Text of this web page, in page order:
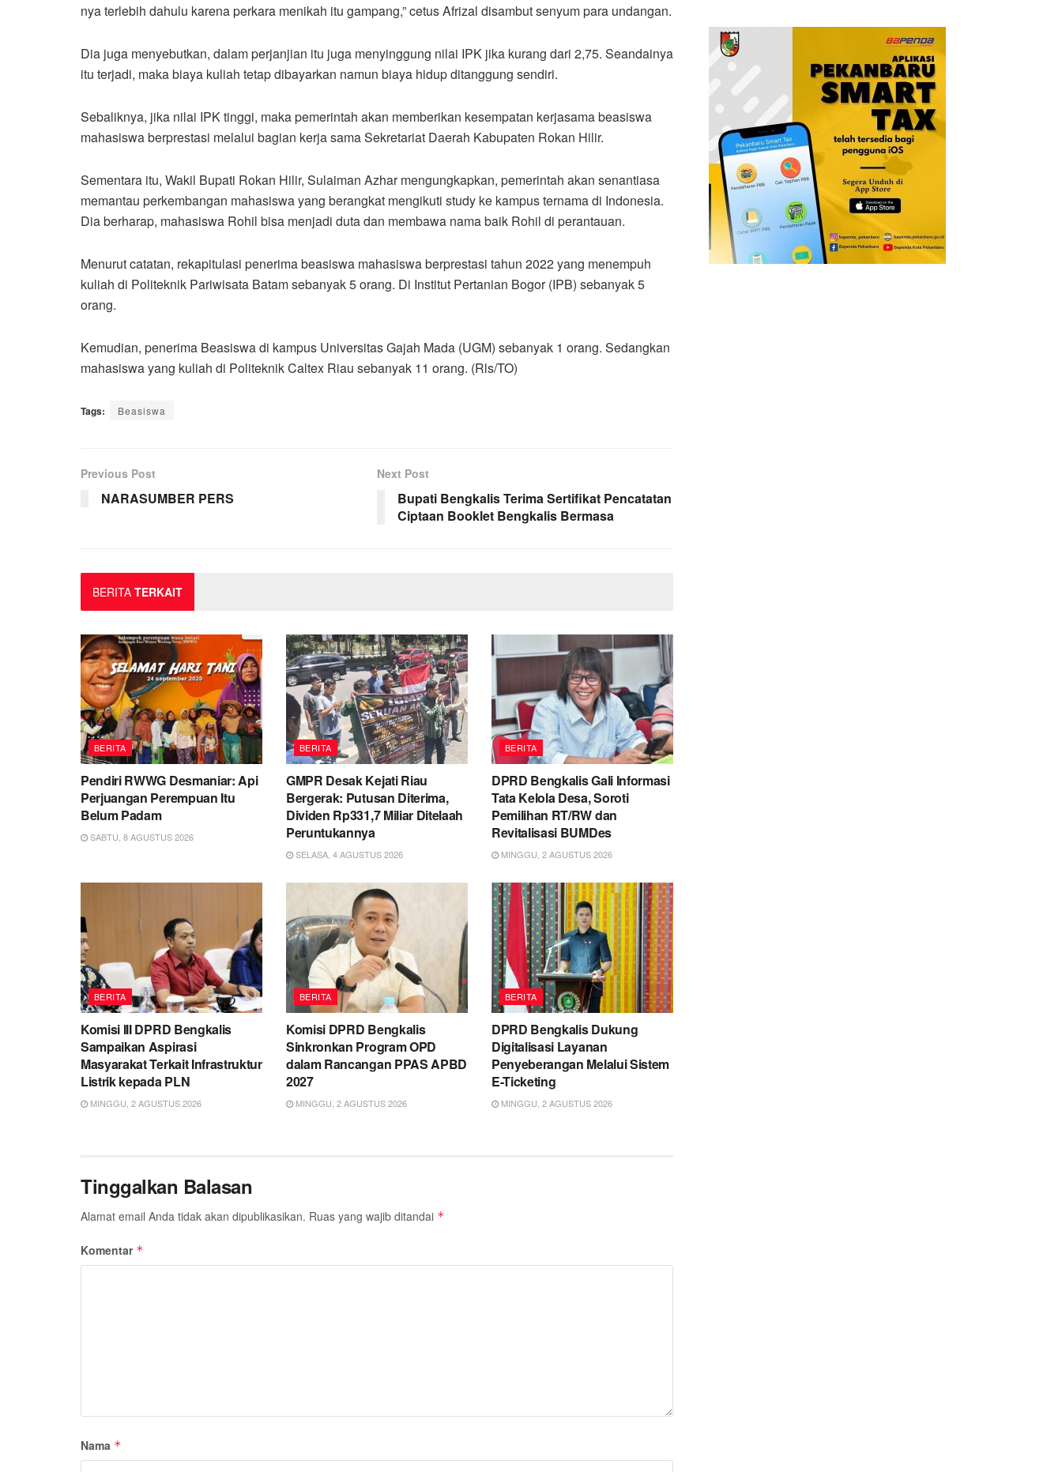
nya terlebih dahulu karena perkara menikah itu gampang,” cetus Afrizal disambut senyum para undangan.
Dia juga menyebutkan, dalam perjanjian itu juga menyinggung nilai IPK jika kurang dari 2,75. Seandainya
itu terjadi, maka biaya kuliah tetap dibayarkan namun biaya hidup ditanggung sendiri.
Sebaliknya, jika nilai IPK tinggi, maka pemerintah akan memberikan kesempatan kerjasama beasiswa
mahasiswa berprestasi melalui bagian kerja sama Sekretariat Daerah Kabupaten Rokan Hilir.
Sementara itu, Wakil Bupati Rokan Hilir, Sulaiman Azhar mengungkapkan, pemerintah akan senantiasa
memantau perkembangan mahasiswa yang berangkat mengikuti study ke kampus ternama di Indonesia.
Dia berharap, mahasiswa Rohil bisa menjadi duta dan membawa nama baik Rohil di perantauan.
Menurut catatan, rekapitulasi penerima beasiswa mahasiswa berprestasi tahun 2022 yang menempuh
kuliah di Politeknik Pariwisata Batam sebanyak 5 orang. Di Institut Pertanian Bogor (IPB) sebanyak 5
orang.
Kemudian, penerima Beasiswa di kampus Universitas Gajah Mada (UGM) sebanyak 1 orang. Sedangkan
mahasiswa yang kuliah di Politeknik Caltex Riau sebanyak 11 orang. (Rls/TO)
Tags: Beasiswa
Previous Post
NARASUMBER PERS
Next Post
Bupati Bengkalis Terima Sertifikat Pencatatan
Ciptaan Booklet Bengkalis Bermasa
BERITA TERKAIT
BERITA
Pendiri RWWG Desmaniar: Api
Perjuangan Perempuan Itu
Belum Padam
SABTU, 8 AGUSTUS 2026
BERITA
GMPR Desak Kejati Riau
Bergerak: Putusan Diterima,
Dividen Rp331,7 Miliar Ditelaah
Peruntukannya
SELASA, 4 AGUSTUS 2026
BERITA
DPRD Bengkalis Gali Informasi
Tata Kelola Desa, Soroti
Pemilihan RT/RW dan
Revitalisasi BUMDes
MINGGU, 2 AGUSTUS 2026
BERITA
Komisi III DPRD Bengkalis
Sampaikan Aspirasi
Masyarakat Terkait Infrastruktur
Listrik kepada PLN
MINGGU, 2 AGUSTUS 2026
BERITA
Komisi DPRD Bengkalis
Sinkronkan Program OPD
dalam Rancangan PPAS APBD
2027
MINGGU, 2 AGUSTUS 2026
BERITA
DPRD Bengkalis Dukung
Digitalisasi Layanan
Penyeberangan Melalui Sistem
E-Ticketing
MINGGU, 2 AGUSTUS 2026
Tinggalkan Balasan
Alamat email Anda tidak akan dipublikasikan. Ruas yang wajib ditandai *
Komentar *
Nama *